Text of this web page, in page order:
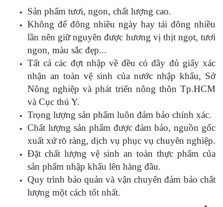
Sản phẩm tươi, ngon, chất lượng cao.
Không để đông nhiều ngày hay tái đông nhiều
lần nên giữ nguyên được hương vị thịt ngọt, tươi
ngon, màu sắc đẹp...
Tất cả các đợt nhập về đều có đầy đủ giấy xác
nhận an toàn vệ sinh của nước nhập khẩu, Sở
Nông nghiệp và phát triển nông thôn Tp.HCM
và Cục thú Y.
Trọng lượng sản phẩm luôn đảm bảo chính xác.
Chất lượng sản phẩm được đảm bảo, nguồn gốc
xuất xứ rõ ràng, dịch vụ phục vụ chuyên nghiệp.
Đặt chất lượng vệ sinh an toàn thực phẩm của
sản phẩm nhập khẩu lên hàng đầu.
Quy trình bảo quản và vận chuyển đảm bảo chất
lượng một cách tốt nhất.